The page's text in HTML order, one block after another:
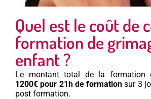
Quel est le coût de
formation de
enfant ?
Le montant total de la formation
1200€ pour 21h de formation sur 3
post formation.